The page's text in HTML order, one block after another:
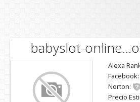
babyslot-
Alexa
Facebook:
Norton:
Precio